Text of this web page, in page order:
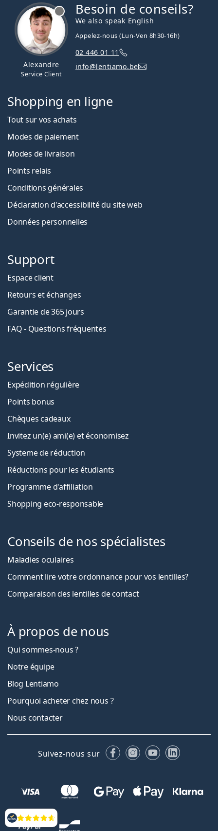
Évaluation
Alexandre
Service Client
Besoin de conseils?
We also speak English
Appelez-nous (Lun-Ven 8h30-16h)
02 446 01 11
info@lentiamo.be
Shopping en ligne
Tout sur vos achats
Modes de paiement
Modes de livraison
Points relais
Conditions générales
Déclaration d'accessibilité du site web
Données personnelles
Support
Espace client
Retours et échanges
Garantie de 365 jours
FAQ - Questions fréquentes
Services
Expédition régulière
Points bonus
Chèques cadeaux
Invitez un(e) ami(e) et économisez
Systeme de réduction
Réductions pour les étudiants
Programme d'affiliation
Shopping eco-responsable
Conseils de nos spécialistes
Maladies oculaires
Comment lire votre ordonnance pour vos lentilles?
Comparaison des lentilles de contact
À propos de nous
Qui sommes-nous ?
Notre équipe
Blog Lentiamo
Pourquoi acheter chez nous ?
Nous contacter
Suivez-nous sur FacebookInstagram
YouTubeLinkedIn